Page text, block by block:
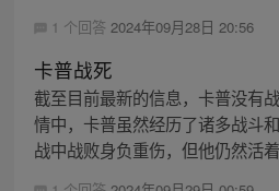
1 个回答 2024年09月28日 20:56
卡普战死
截至目前最新的信息，卡普没有
情中，卡普虽然经历了诸多战斗
战中战败身负重伤，但他仍然活着